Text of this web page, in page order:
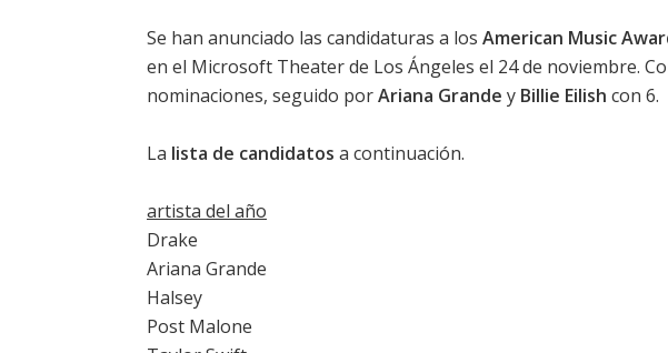
Se han anunciado las candidaturas a los American Music
en el Microsoft Theater de Los Ángeles el 24 de noviembre.
nominaciones, seguido porAriana Grande y Billie Eilish con 6.
La lista de candidatos a continuación.
artista del año
Drake
Ariana Grande
Halsey
Post Malone